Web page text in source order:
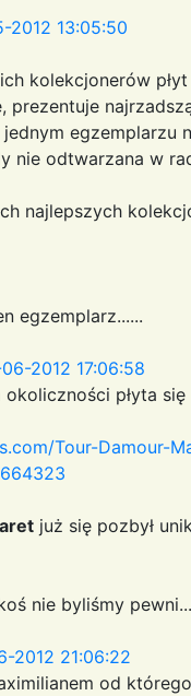
13:05:50
kolekcjonerów
prezentuje
egzemplarzu
nie odtwarzana w
najlepszych
egzemplarz......
2012 17:06:58
płyta się
Tour-Damour-
już się pozbył
nie byliśmy
2012 21:06:22
od